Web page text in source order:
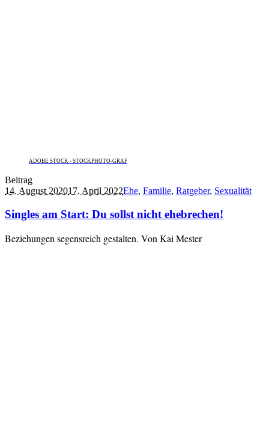
ADOBE STOCK - STOCKPHOTO-GRAF
Beitrag
14. August 202017. April 2022Ehe, Familie, Ratgeber, Sexualität
Singles am Start: Du sollst nicht ehebrechen!
Beziehungen segensreich gestalten. Von Kai Mester